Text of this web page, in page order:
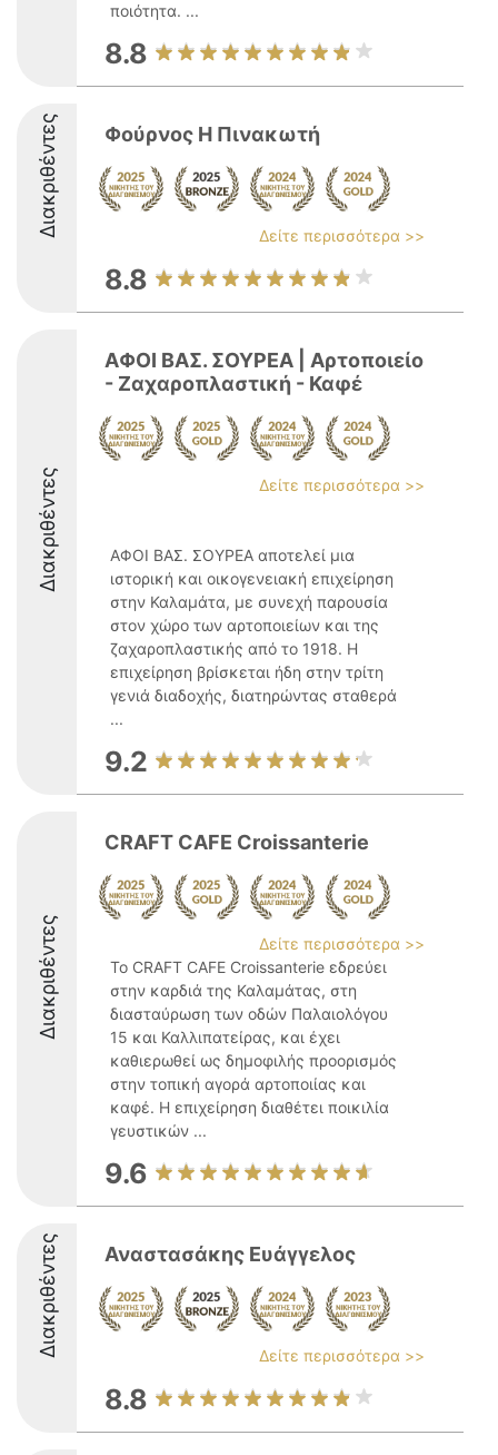
ποιότητα. ...
8.8
Διακριθέντες Φούρνος Η Πινακωτή
Δείτε περισσότερα >>
8.8
Διακριθέντες
ΑΦΟΙ ΒΑΣ. ΣΟΥΡΕΑ | Αρτοποιείο
- Ζαχαροπλαστική - Καφέ
Δείτε περισσότερα >>
ΑΦΟΙ ΒΑΣ. ΣΟΥΡΕΑ αποτελεί μια
ιστορική και οικογενειακή επιχείρηση
στην Καλαμάτα, με συνεχή παρουσία
στον χώρο των αρτοποιείων και της
ζαχαροπλαστικής από το 1918. Η
επιχείρηση βρίσκεται ήδη στην τρίτη
γενιά διαδοχής, διατηρώντας σταθερά
...
9.2
Διακριθέντες
CRAFT CAFE Croissanterie
Δείτε περισσότερα >>
Το CRAFT CAFE Croissanterie εδρεύει
στην καρδιά της Καλαμάτας, στη
διασταύρωση των οδών Παλαιολόγου
15 και Καλλιπατείρας, και έχει
καθιερωθεί ως δημοφιλής προορισμός
στην τοπική αγορά αρτοποιίας και
καφέ. Η επιχείρηση διαθέτει ποικιλία
γευστικών ...
9.6
Διακριθέντες Αναστασάκης Ευάγγελος
Δείτε περισσότερα >>
8.8